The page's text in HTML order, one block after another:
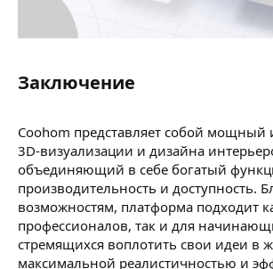
Заключение​
Coohom представляет собой мощный
3D-визуализации и дизайна
объединяющий в себе богатый
производительность и доступность.
возможностям, платформа подходит
профессионалов, так и для
стремящихся воплотить свои идеи в
максимальной реалистичностью и